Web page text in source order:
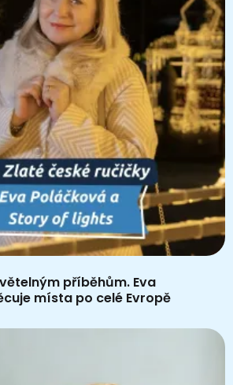
příběhům. Eva
místa po celé Evropě